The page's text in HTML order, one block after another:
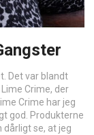
Det var blandt
Crime, der
Crime har jeg
god. Produkterne
se, at jeg